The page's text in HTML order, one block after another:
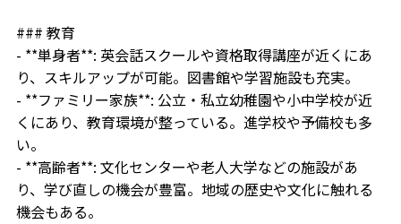
### 教育
- **単身者**: 英会話スクールや資格取得講座が近くにあ
り、スキルアップが可能。図書館や学習施設も充実。
- **ファミリー家族**: 公立・私立幼稚園や小中学校が近
くにあり、教育環境が整っている。進学校や予備校も多
い。
- **高齢者**: 文化センターや老人大学などの施設があ
り、学び直しの機会が豊富。地域の歴史や文化に触れる
機会もある。